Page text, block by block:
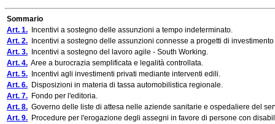
Sommario
Art. 1. Incentivi a sostegno delle assunzioni a tempo indeterminato.
Art. 2. Incentivi a sostegno delle assunzioni connesse a progetti di
Art. 3. Incentivi a sostegno del lavoro agile - South Working.
Art. 4. Aree a burocrazia semplificata e legalità controllata.
Art. 5. Incentivi agli investimenti privati mediante interventi edili.
Art. 6. Disposizioni in materia di tassa automobilistica regionale.
Art. 7. Fondo per l'editoria.
Art. 8. Governo delle liste di attesa nelle aziende sanitarie e ospedaliere del
Art. 9. Procedure per l'erogazione degli assegni in favore di persone con